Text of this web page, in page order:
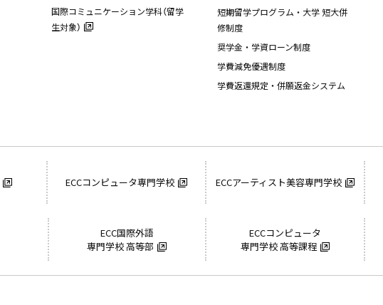
国際コミュニケーション学科（留学
生対象）
短期留学プログラム・大学 短大併
修制度
奨学金・学資ローン制度
学費減免優遇制度
学費返還規定・併願返金システム
ECCコンピュータ専門学校 ECCアーティスト美容専門学校
ECC国際外語
専門学校 高等部
ECCコンピュータ
専門学校 高等課程